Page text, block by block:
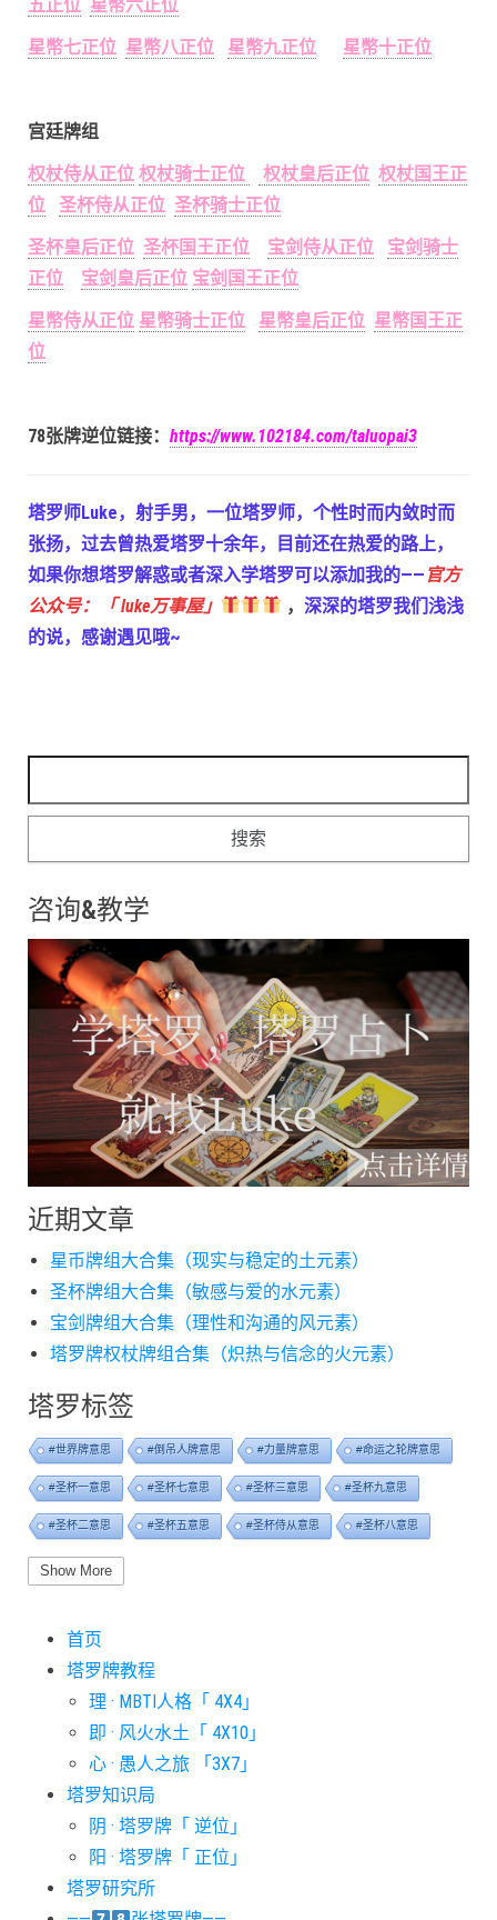
五正位 星幣六正位
星幣七正位 星幣八正位 星幣九正位 星幣十正位
宫廷牌组
权杖侍从正位 权杖骑士正位 权杖皇后正位 权杖国王正
位
圣杯侍从正位 圣杯骑士正位
圣杯皇后正位 圣杯国王正位 宝剑侍从正位
宝剑骑士
正位
宝剑皇后正位 宝剑国王正位
星幣侍从正位 星幣骑士正位 星幣皇后正位 星幣国王正
位
78张牌逆位链接： https://www.102184.com/taluopai3
塔罗师Luke，射手男，一位塔罗师，个性时而内敛时而
张扬，过去曾热爱塔罗十余年，目前还在热爱的路上，
如果你想塔罗解惑或者深入学塔罗可以添加我的—— 官方
公众号：「 luke万事屋」
， 深深的塔罗我们浅浅
的说，感谢遇见哦~
咨询&教学
近期文章
星币牌组大合集（现实与稳定的土元素）
圣杯牌组大合集（敏感与爱的水元素）
宝剑牌组大合集（理性和沟通的风元素）
塔罗牌权杖牌组合集（炽热与信念的火元素）
塔罗标签
#世界牌意思 #倒吊人牌意思 #力量牌意思 #命运之轮牌意思
#圣杯一意思 #圣杯七意思 #圣杯三意思 #圣杯九意思
#圣杯二意思 #圣杯五意思 #圣杯侍从意思 #圣杯八意思
#圣杯六意思
#宝剑七意思
#宝剑五意思 #宝剑侍从意思
#审判牌意思
#愚人牌意思 #战车牌意思
#星币七意思 #星币三意思
#星币五意思 #星币侍从意思
Show More
首页
塔罗牌教程
理 · MBTI人格「 4X4」
即 · 风火水土「 4X10」
心 · 愚人之旅 「3X7」
塔罗知识局
阴 · 塔罗牌「 逆位」
阳 · 塔罗牌「 正位」
塔罗研究所